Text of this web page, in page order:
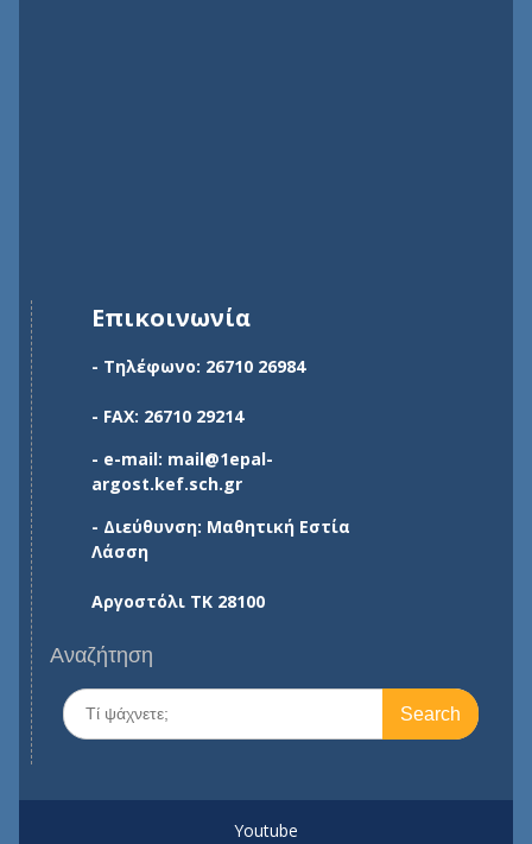
Επικοινωνία
- Τηλέφωνο: 26710 26984
- FAX: 26710 29214
- e-mail: mail@1epal-
argost.kef.sch.gr
- Διεύθυνση: Μαθητική Εστία
Λάσση
Αργοστόλι ΤΚ 28100
Αναζήτηση
Search
for:
Youtube